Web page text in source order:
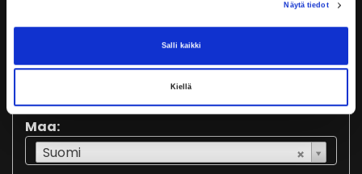
Näytä tiedot
Salli kaikki
Kiellä
Maa:
Suomi